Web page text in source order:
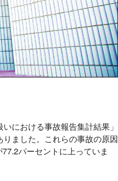
における事故報告集計結果」
ました。これらの事故の原因
パーセントに上っていま